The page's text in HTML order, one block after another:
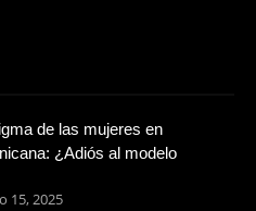
de las mujeres en
¿Adiós al modelo
15, 2025